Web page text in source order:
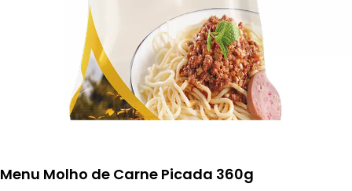
Menu Molho de Carne Picada 360g